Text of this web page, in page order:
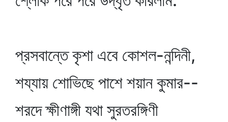
প্রসবান্তে কৃশা এবে কোশল-নন্দিনী,
শয্যায় শোভিছে পাশে শয়ান কুমার--
শরদে ক্ষীণাঙ্গী যথা সুরতরঙ্গিণী